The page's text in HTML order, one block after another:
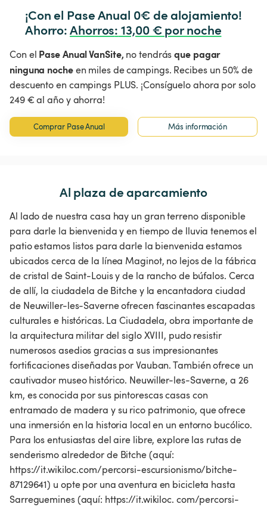
¡Con el Pase Anual 0€ de alojamiento!
Ahorro: Ahorros: 13,00 € por noche
Con el Pase Anual VanSite, no tendrásque pagar
ninguna nocheen miles de campings. Recibes un 50% de
descuento en campings PLUS. ¡Consíguelo ahora por solo
249 € al año y ahorra!
Comprar Pase Anual Más información
Al plaza de aparcamiento
Al lado de nuestra casa hay un gran terreno disponible
para darle la bienvenida y en tiempo de lluvia tenemos el
patio estamos listos para darle la bienvenida estamos
ubicados cerca de la línea Maginot, no lejos de la fábrica
de cristal de Saint-Louis y de la rancho de búfalos. Cerca
de allí, la ciudadela de Bitche y la encantadora ciudad
de Neuwiller-les-Saverne ofrecen fascinantes escapadas
culturales e históricas. La Ciudadela, obra importante de
la arquitectura militar del siglo XVIII, pudo resistir
numerosos asedios gracias a sus impresionantes
fortificaciones diseñadas por Vauban. También ofrece un
cautivador museo histórico. Neuwiller-les-Saverne, a 26
km, es conocida por sus pintorescas casas con
entramado de madera y su rico patrimonio, que ofrece
una inmersión en la historia local en un entorno bucólico.
Para los entusiastas del aire libre, explore las rutas de
senderismo alrededor de Bitche (aquí:
https://it.wikiloc.com/percorsi-escursionismo/bitche-
87129641) u opte por una aventura en bicicleta hasta
Sarreguemines (aquí: https://it.wikiloc. com/percorsi-